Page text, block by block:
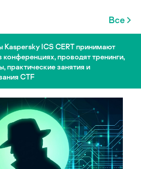
Все
Kaspersky ICS CERT принимают
конференциях, проводят тренинги,
практические занятия и
CTF